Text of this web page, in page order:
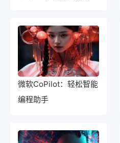
微软CoPilot：轻松智能
编程助手